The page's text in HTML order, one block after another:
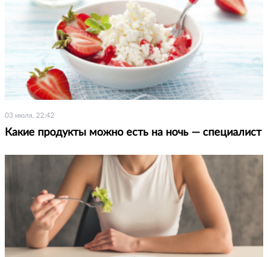
03 июля, 22:42
Какие продукты можно есть на ночь — специалист